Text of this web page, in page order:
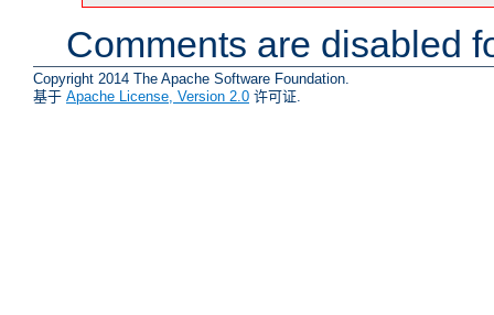
Comments are disabled
Copyright 2014 The Apache Software Foundation.
基于 Apache License, Version 2.0 许可证.